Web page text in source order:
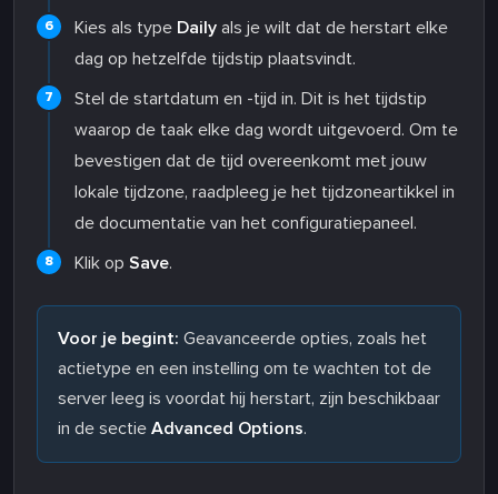
Kies als type Daily als je wilt dat de herstart elke
dag op hetzelfde tijdstip plaatsvindt.
Stel de startdatum en -tijd in. Dit is het tijdstip
waarop de taak elke dag wordt uitgevoerd. Om te
bevestigen dat de tijd overeenkomt met jouw
lokale tijdzone, raadpleeg je het tijdzoneartikkel in
de documentatie van het configuratiepaneel.
Klik op Save.
Voor je begint: Geavanceerde opties, zoals het
actietype en een instelling om te wachten tot de
server leeg is voordat hij herstart, zijn beschikbaar
in de sectie Advanced Options.